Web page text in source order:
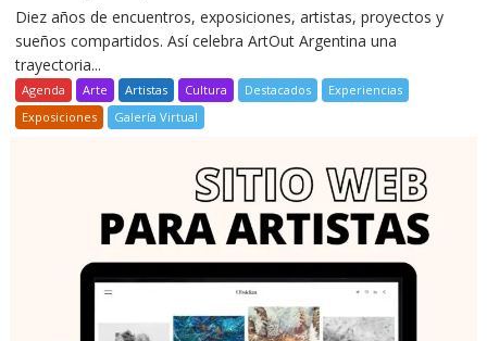
Diez años de encuentros, exposiciones, artistas, proyectos y
sueños compartidos. Así celebra ArtOut Argentina una
trayectoria...
Agenda Arte Artistas Cultura Destacados
Experiencias
Exposiciones
Galería Virtual